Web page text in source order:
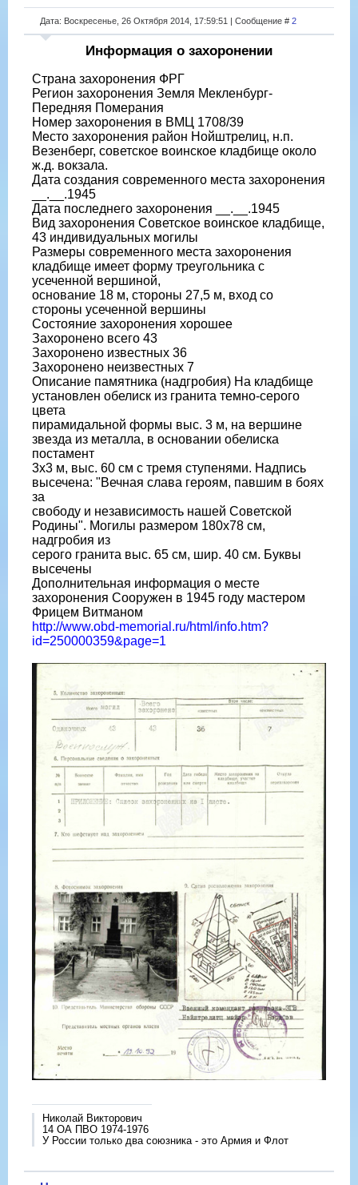
Дата: Воскресенье, 26 Октября 2014, 17:59:51 | Сообщение # 2
Информация о захоронении
Страна захоронения ФРГ
Регион захоронения Земля Мекленбург-
Передняя Померания
Номер захоронения в ВМЦ 1708/39
Место захоронения район Нойштрелиц, н.п.
Везенберг, советское воинское кладбище около
ж.д. вокзала.
Дата создания современного места захоронения
__.__.1945
Дата последнего захоронения __.__.1945
Вид захоронения Советское воинское кладбище,
43 индивидуальных могилы
Размеры современного места захоронения
кладбище имеет форму треугольника с
усеченной вершиной,
основание 18 м, стороны 27,5 м, вход со
стороны усеченной вершины
Состояние захоронения хорошее
Захоронено всего 43
Захоронено известных 36
Захоронено неизвестных 7
Описание памятника (надгробия) На кладбище
установлен обелиск из гранита темно-серого
цвета
пирамидальной формы выс. 3 м, на вершине
звезда из металла, в основании обелиска
постамент
3х3 м, выс. 60 см с тремя ступенями. Надпись
высечена: "Вечная слава героям, павшим в боях
за
свободу и независимость нашей Советской
Родины". Могилы размером 180х78 см,
надгробия из
серого гранита выс. 65 см, шир. 40 см. Буквы
высечены
Дополнительная информация о месте
захоронения Сооружен в 1945 году мастером
Фрицем Витманом
http://www.obd-memorial.ru/html/info.htm?
id=250000359&page=1
Николай Викторович
14 ОА ПВО 1974-1976
У России только два союзника - это Армия и Флот